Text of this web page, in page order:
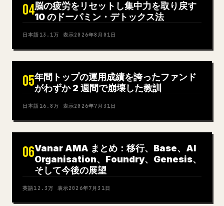
04脳の疲労をリセットし集中力を取り戻す
10 のドーパミン・デトックス法
日本語 13.1万 表示2026年8月01日
05年間トップの運用成績を誇ったファンド
がわずか 2 週間で崩壊した教訓
日本語 16.8万 表示2026年7月31日
06Vanar AMA まとめ：移行、Base、AI
Organisation、Foundry、Genesis、
そして今後の展望
英語12.3万 表示2026年7月31日